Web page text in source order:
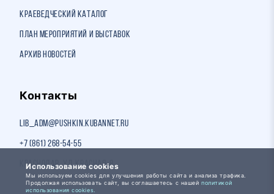
Краеведческий каталог
План мероприятий и выставок
Архив новостей
Контакты
lib_adm@pushkin.kubannet.ru
+7 (861) 268-54-55
Краснодар, ул. Красная, 8
Использование cookies
Мы используем cookies для улучшения работы сайта и анализа трафика.
Продолжая использовать сайт, вы соглашаетесь с нашейполитикой
использования cookies.